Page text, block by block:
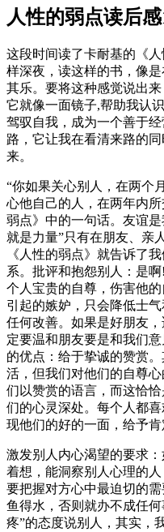
人性的弱点读后
这段时间读了卡耐基的《
样深夜，读这样的书，像
其乐。要将这种感觉说出
它就像一面镜子,帮助我认
驾驭自我，成为一个善于
路，它让我在看清来路的
来。
“你如果关心别人，在两个
心他自己的人，在两年内
弱点》中的一句话。友谊
就是力量”只有在朋友、亲
《人性的弱点》就告诉了
系。批评和抱怨别人：是
个人宝贵的自尊，伤害他
引起的嫉妒，只会降低士
任何改善。如果是好朋友
定要温和朋友要是和我们
的优点：给于挚诚的赞赏
活，但我们对他们的自尊
们以赞赏的语言，而这恰
们的心灵深处。每个人都
现他们的好的一面，给予肯
激发别人内心渴望的要求
着想，能洞察别人心理的
要把握对方心中最迫切的
鱼得水，否则就办不成任
疼”的态度说别人，其实，